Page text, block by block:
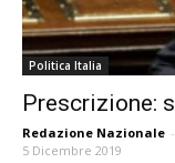
Politica Italia
Prescrizione:
Redazione Nazionale -
5 Dicembre 2019